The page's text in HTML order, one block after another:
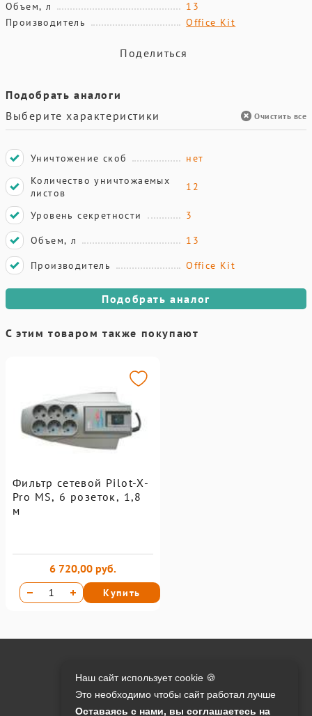
Объем, л
13
Производитель
Office Kit
Поделиться
Подобрать аналоги
Выберите характеристики
Очистить все
Уничтожение скоб
нет
Количество уничтожаемых
листов
12
Уровень секретности
3
Объем, л
13
Производитель
Office Kit
Подобрать аналог
С этим товаром также покупают
Фильтр сетевой Pilot-X-
Pro MS, 6 розеток, 1,8
м
6 720,00 руб.
Купить
Контакты:
Онлайн оплата на сайте:
Наш сайт использует cookie 🍪
Это необходимо чтобы сайт работал лучше
Оставаясь с нами, вы соглашаетесь на